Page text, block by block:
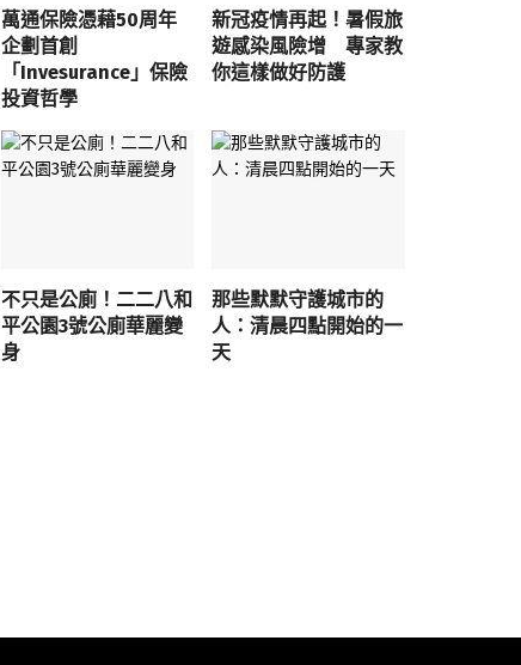
萬通保險憑藉50周年
企劃首創
「Invesurance」保險
投資哲學
新冠疫情再起！暑假旅
遊感染風險增 專家教
你這樣做好防護
不只是公廁！二二八和
平公園3號公廁華麗變
身
那些默默守護城市的
人：清晨四點開始的一
天